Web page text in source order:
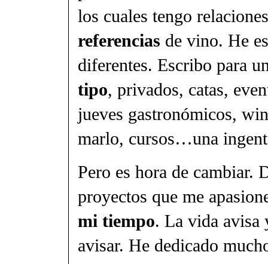
los cuales tengo
referencias de vino. He
diferentes. Escribo para
tipo, privados, catas,
jueves gastronómicos,
marlo, cursos…una
Pero es hora de cambiar.
proyectos que me
mi tiempo. La vida avisa
avisar. He dedicado